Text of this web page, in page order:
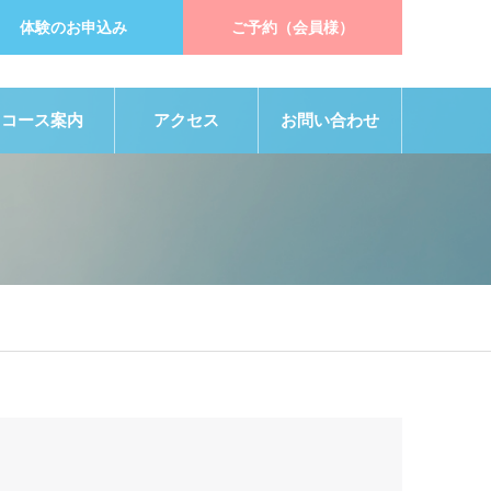
体験のお申込み ご予約（会員様）
コース案内 アクセス お問い合わせ